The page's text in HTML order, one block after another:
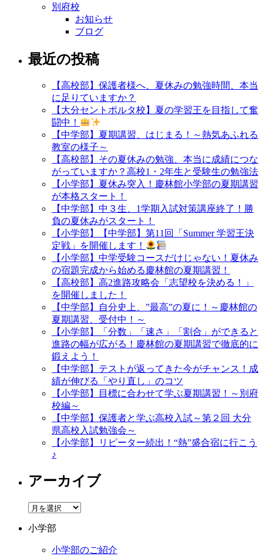
別府校
お知らせ
ブログ
最近の投稿
【高校部】保護者様へ、夏休みの勉強時間、本当
に足りていますか？
【大分セントポルタ校】夏の学習王を目指して奮
闘中！
【中学部】夏期講習、はじまる！～熱気あふれる
教室の様子～
【高校部】その夏休みの勉強、本当に成績につな
がっていますか？高校1・2年生と受験生の勉強法
【小学部】夏休み突入！慶林館小学部の夏期講習
が本格スタート！
【中学部】中３生、1学期入試対策講座終了！勝
負の夏休みがスタート！
【小学部】【中学部】第11回「Summer 学習王決
定戦」を開催します！
【小学部】中学受験コースだけじゃない！夏休み
の宿題完成から始める慶林館の夏期講習！
【高校部】高2進路攻略会「志望校を決める！」
を開催しました！
【中学部】自分史上、”最高”の夏に！～慶林館の
夏期講習、受付中！～
【小学部】「分数」「速さ」「割合」ができると
進路の幅が広がる！慶林館の夏期講習で徹底的に
鍛えよう！
【中学部】テストが返ってきた今がチャンス！成
績が伸びる「やり直し」のコツ
【小学部】目標に合わせて学ぶ夏期講習！～別府
校編～
【中学部】保護者と学ぶ高校入試～第２回 大分
県高校入試勉強会～
【小学部】リピーター続出！“熱”盛合宿に行こう
♪
アーカイブ
ア
カ
小学部
小学部のご紹介